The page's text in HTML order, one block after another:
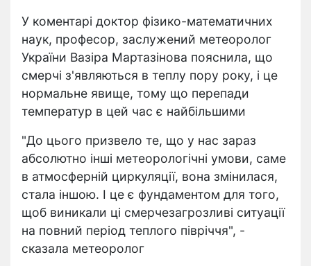
У коментарі доктор фізико-математичних
наук, професор, заслужений метеоролог
України Вазіра Мартазінова пояснила, що
смерчі з'являються в теплу пору року, і це
нормальне явище, тому що перепади
температур в цей час є найбільшими
"До цього призвело те, що у нас зараз
абсолютно інші метеорологічні умови, саме
в атмосферній циркуляції, вона змінилася,
стала іншою. І це є фундаментом для того,
щоб виникали ці смерчезагрозливі ситуації
на повний період теплого півріччя", -
сказала метеоролог